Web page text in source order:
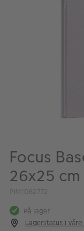
ALBUM
Kampanjer
Merker
Focus
26x25
PIM1062772
På lager
Lagerstatus i